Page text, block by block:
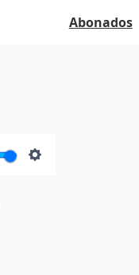
Abonados